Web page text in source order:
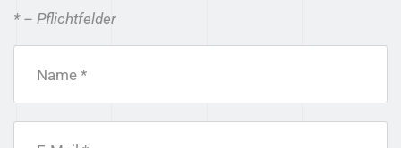
* – Pflichtfelder
Name *